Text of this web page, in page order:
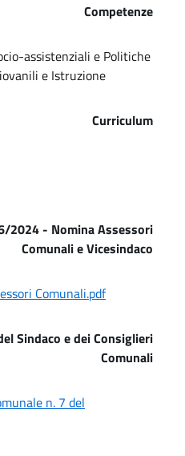
Competenze
assistenziali e Politiche
e Istruzione
Curriculum
2024 - Nomina Assessori
Comunali e Vicesindaco
Comunali.pdf
Sindaco e dei Consiglieri
Comunali
n. 7 del